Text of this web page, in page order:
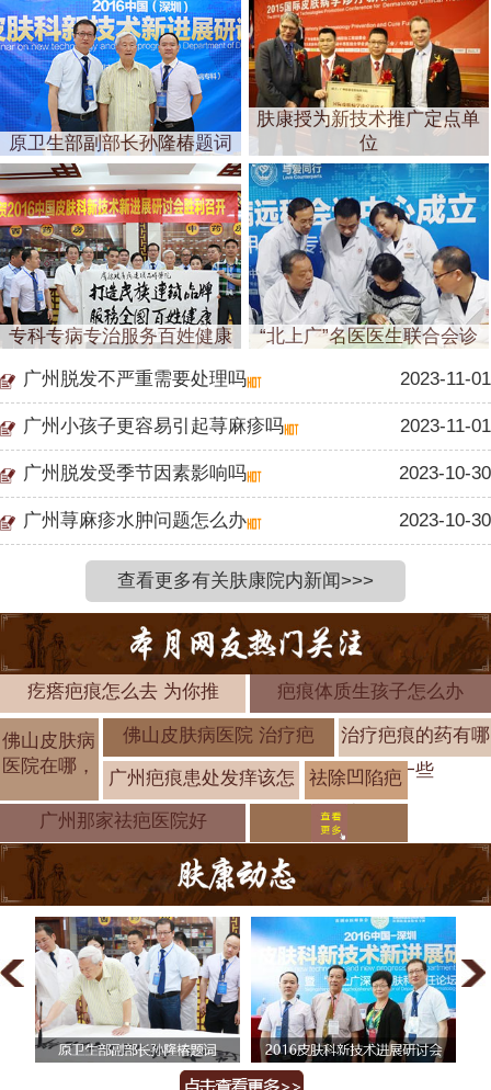
原卫生部副部长孙隆椿题词
肤康授为新技术推广定点单
位
专科专病专治服务百姓健康 “北上广”名医医生联合会诊
广州脱发不严重需要处理吗 2023-11-01
广州小孩子更容易引起荨麻疹吗 2023-11-01
广州脱发受季节因素影响吗 2023-10-30
广州荨麻疹水肿问题怎么办 2023-10-30
查看更多有关肤康院内新闻>>>
疙瘩疤痕怎么去 为你推 疤痕体质生孩子怎么办
佛山皮肤病
医院在哪，
佛山皮肤病医院 治疗疤
治疗疤痕的药有哪
一些
广州疤痕患处发痒该怎
祛除凹陷疤
痕的方法有
广州那家祛疤医院好